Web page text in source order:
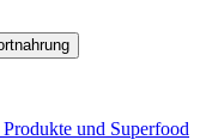
und Superfood